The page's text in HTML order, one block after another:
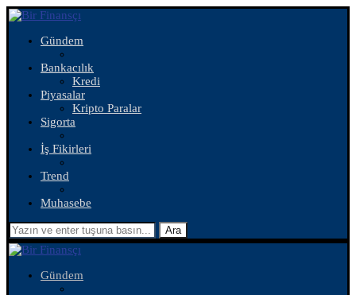
Gündem
Bankacılık
Kredi
Piyasalar
Kripto Paralar
Sigorta
İş Fikirleri
Trend
Muhasebe
Ara
Gündem